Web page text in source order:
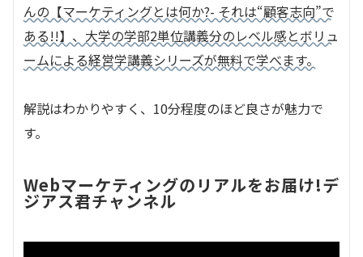
んの【マーケティングとは何か?- それは“顧客志向”で
ある!!】、大学の学部2単位講義分のレベル感とボリュ
ームによる経営学講義シリーズが無料で学べます。
解説はわかりやすく、10分程度のほど良さが魅力で
す。
Webマーケティングのリアルをお届け!デ
ジアス君チャンネル